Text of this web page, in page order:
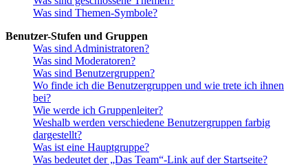
Was sind Themen-Symbole?
Benutzer-Stufen und Gruppen
Was sind Administratoren?
Was sind Moderatoren?
Was sind Benutzergruppen?
Wo finde ich die Benutzergruppen und wie trete ich ihnen
bei?
Wie werde ich Gruppenleiter?
Weshalb werden verschiedene Benutzergruppen farbig
dargestellt?
Was ist eine Hauptgruppe?
Was bedeutet der „Das Team“-Link auf der Startseite?